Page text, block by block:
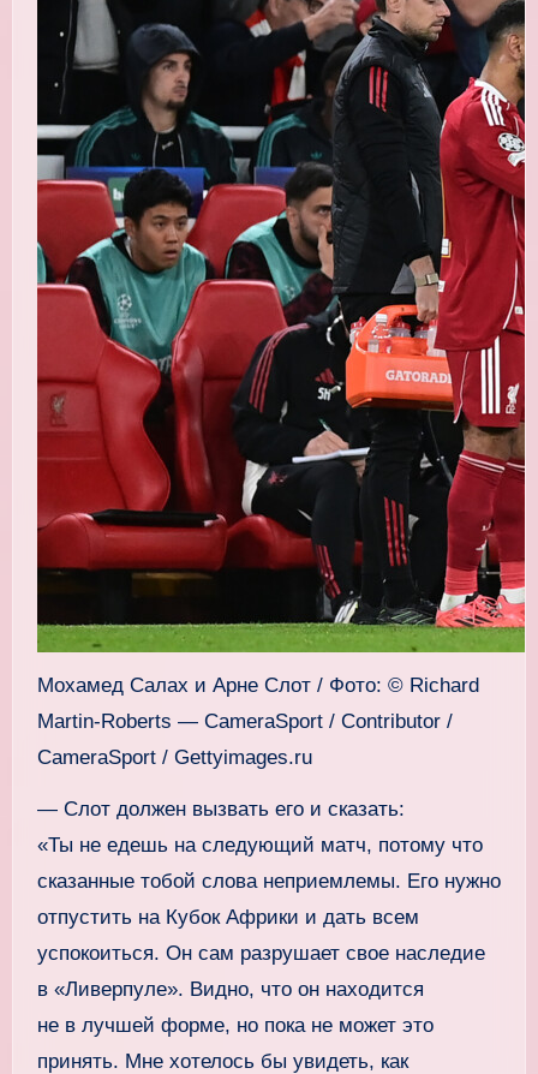
Мохамед Салах и Арне Слот / Фото: © Richard
Martin-Roberts — CameraSport / Contributor /
CameraSport / Gettyimages.ru
— Слот должен вызвать его и сказать:
«Ты не едешь на следующий матч, потому что
сказанные тобой слова неприемлемы. Его нужно
отпустить на Кубок Африки и дать всем
успокоиться. Он сам разрушает свое наследие
в «Ливерпуле». Видно, что он находится
не в лучшей форме, но пока не может это
принять. Мне хотелось бы увидеть, как